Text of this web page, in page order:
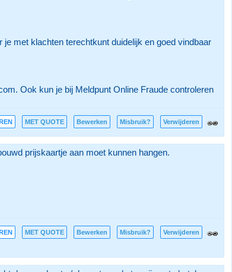
met klachten terechtkunt duidelijk en goed vindbaar
Ook kun je bij Meldpunt Online Fraude controleren
MET QUOTE Bewerken Misbruik? Verwijderen
prijskaartje aan moet kunnen hangen.
MET QUOTE Bewerken Misbruik? Verwijderen